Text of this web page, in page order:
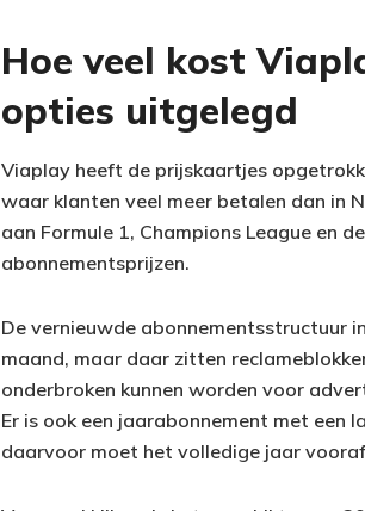
Hoe veel kost
opties uitgelegd
Viaplay heeft de prijskaartjes
waar klanten veel meer betalen dan in
aan Formule 1, Champions League en
abonnementsprijzen.
De vernieuwde abonnementsstructuur
maand, maar daar zitten
onderbroken kunnen worden voor
Er is ook een jaarabonnement met een
daarvoor moet het volledige jaar